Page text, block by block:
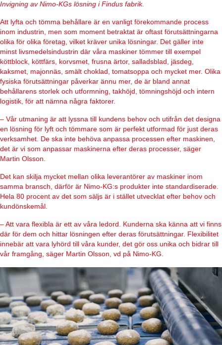
Invigning av Nimo-KGs lösning i Findus fabrik.
Att lyfta och tömma behållare är en vanligt förekommande process
inom industrin, men som moment betraktat är oftast förutsättningarna
olika för olika företag, vilket kräver unika lösningar. Det gäller inte
minst livsmedelsindustrin där våra maskiner tömmer till exempel
köttblock, köttfärs, korvsmet, frusna ärtor, salladsblad, jäsdeg,
kaksmet, majonnäs, smält choklad, tomatsoppa och mycket mer. Olika
fysiska förutsättningar påverkar ännu mer, de är bland annat
behållarens storlek och utformning, takhöjd, tömningshöjd och intern
logistik, för att nämna några faktorer.
– Vår utmaning är att lyssna till kundens behov och utifrån det designa
en lösning för lyft och tömmare som är perfekt utformad för just deras
verksamhet. De ska inte behöva anpassa processen efter maskinen,
det är vi som anpassar maskinerna efter deras processer, säger
Martin Olsson.
Det kan skilja mycket mellan olika leverantörer av maskiner inom
samma bransch, därför är Nimo-KG:s produkter inte standardiserade.
Hela 80 procent av det som säljs är i stället utvecklat efter behov och
kundönskemål.
– Att vara flexibla är ett av våra ledord. Kunderna ska känna att vi finns
där för dem och hittar lösningen efter deras förutsättningar. Flexibilitet
innebär att vara lyhörd till våra kunder, det gör oss unika och bidrar till
vår framgång, säger Martin Olsson, vd på Nimo-KG.